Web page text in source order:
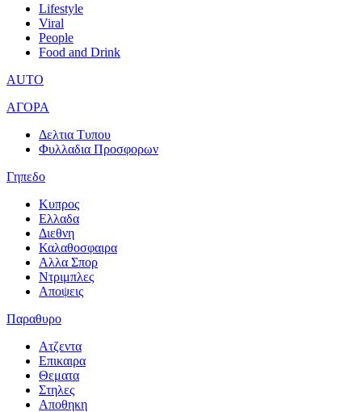
Lifestyle
Viral
People
Food and Drink
AUTO
ΑΓΟΡΑ
Δελτια Τυπου
Φυλλαδια Προσφορων
Γηπεδο
Κυπρος
Ελλαδα
Διεθνη
Καλαθοσφαιρα
Αλλα Σπορ
Ντριμπλες
Αποψεις
Παραθυρο
Ατζεντα
Επικαιρα
Θεματα
Στηλες
Αποθηκη